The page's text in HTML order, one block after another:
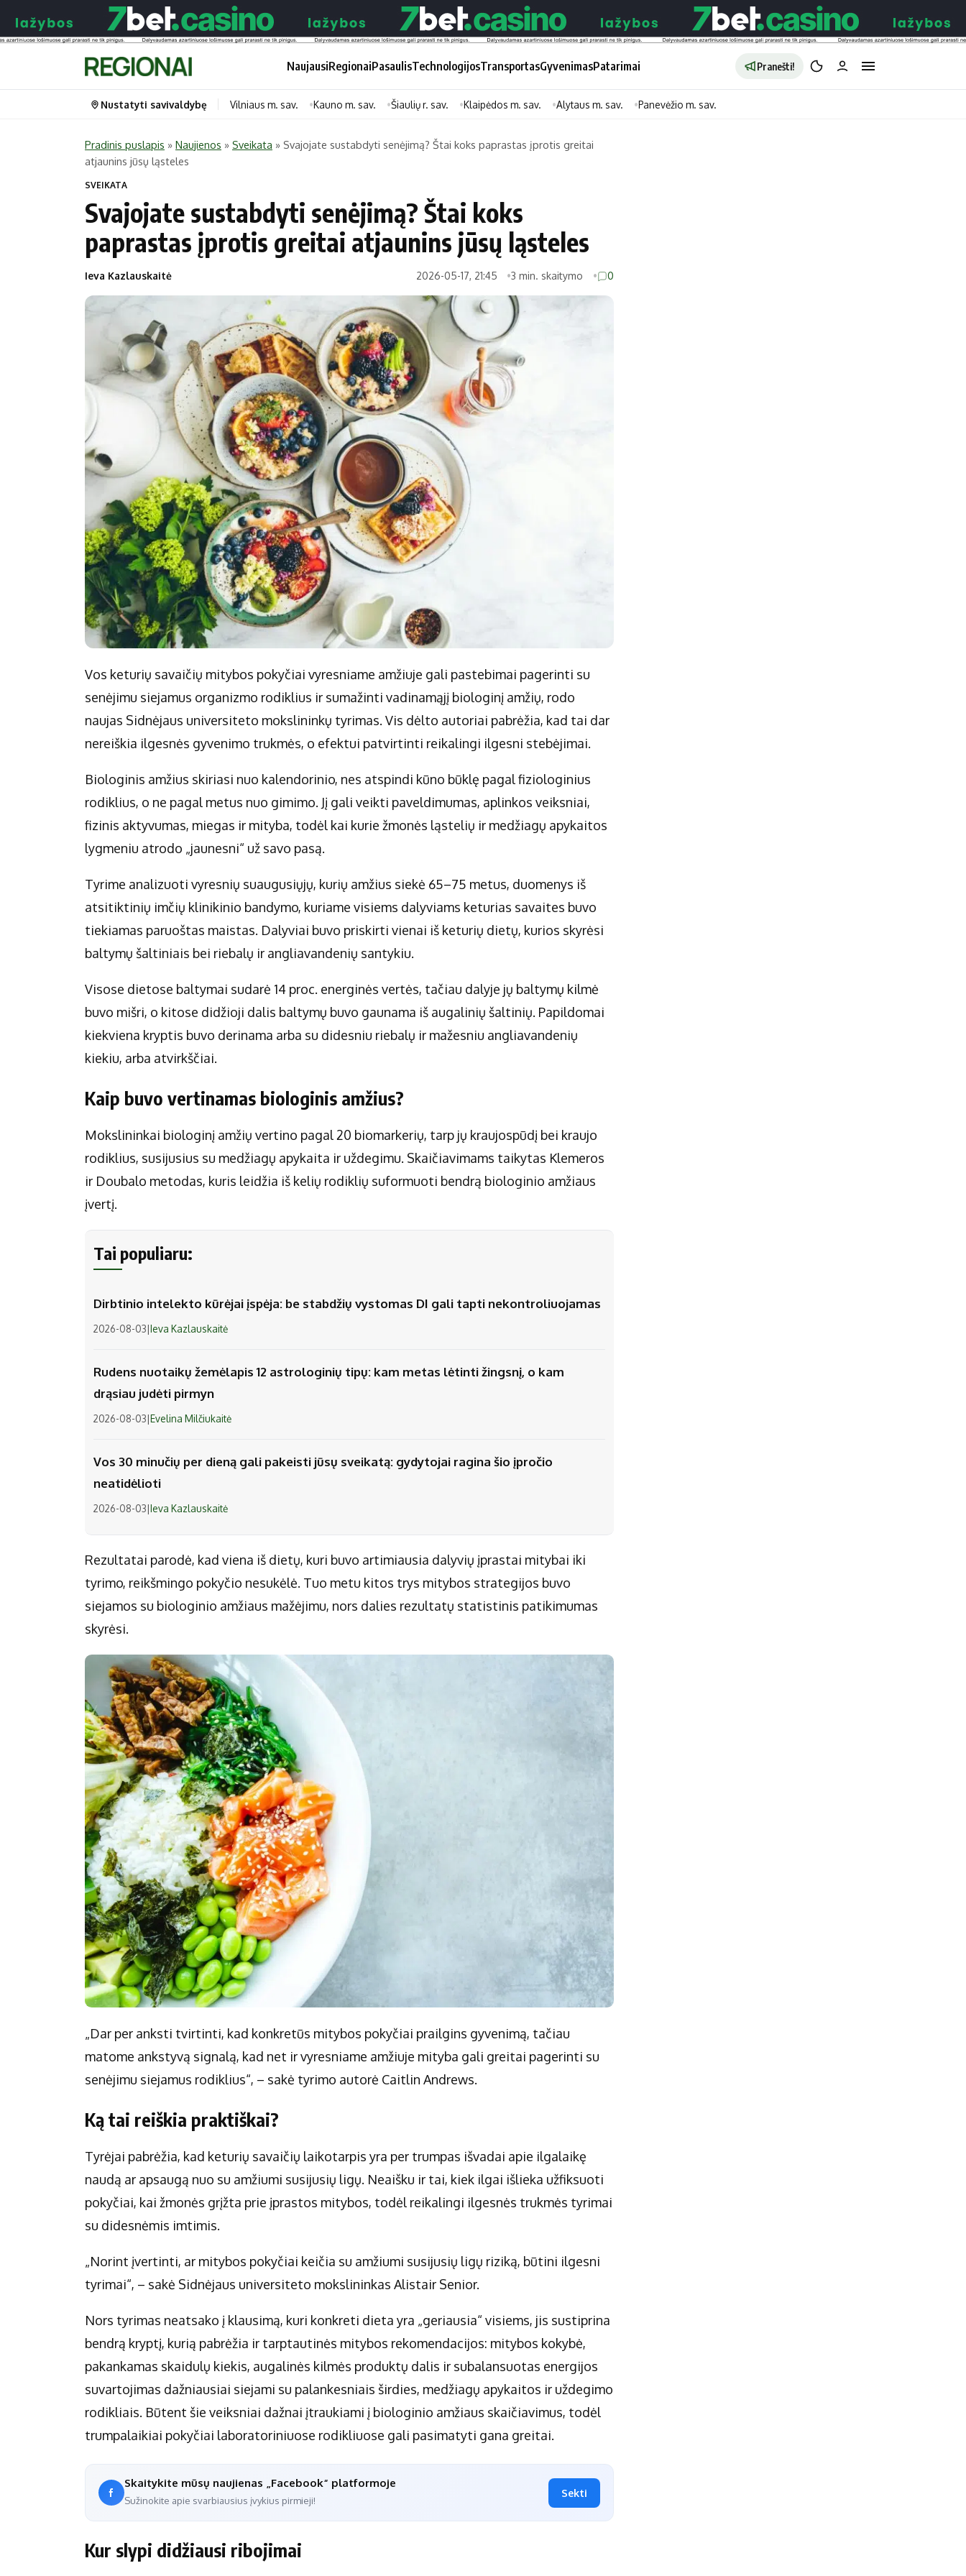
NaujausiRegionaiPasaulisTechnologijosTransportasGyvenimasPatarimai Pranešti!
Portalas
Savivaldybės
Naujausi
Pasaulis
Patarimai
Dirbtinis intelektas
Gyvenimas
Horoskopai
Sveikata
Technologijos
Indėlių palūkanos
Dienos naujienos
Ekonomikos naujienos
Kauno miesto
Klaipėdos miesto
Alytaus miesto
Marijampolės
Jonavos rajono
Nustatyti savivaldybę Vilniaus m. sav. Kauno m. sav. Šiaulių r. sav. Klaipėdos m. sav. Alytaus m. sav. Panevėžio m. sav.
Pradinis puslapis » Naujienos » Sveikata » Svajojate sustabdyti senėjimą? Štai koks paprastas įprotis greitai
atjaunins jūsų ląsteles
SVEIKATA
Svajojate sustabdyti senėjimą? Štai koks
paprastas įprotis greitai atjaunins jūsų ląsteles
Ieva Kazlauskaitė 2026-05-17, 21:45 3 min. skaitymo 0
Vos keturių savaičių mitybos pokyčiai vyresniame amžiuje gali pastebimai pagerinti su
senėjimu siejamus organizmo rodiklius ir sumažinti vadinamąjį biologinį amžių, rodo
naujas Sidnėjaus universiteto mokslininkų tyrimas. Vis dėlto autoriai pabrėžia, kad tai dar
nereiškia ilgesnės gyvenimo trukmės, o efektui patvirtinti reikalingi ilgesni stebėjimai.
Biologinis amžius skiriasi nuo kalendorinio, nes atspindi kūno būklę pagal fiziologinius
rodiklius, o ne pagal metus nuo gimimo. Jį gali veikti paveldimumas, aplinkos veiksniai,
fizinis aktyvumas, miegas ir mityba, todėl kai kurie žmonės ląstelių ir medžiagų apykaitos
lygmeniu atrodo „jaunesni“ už savo pasą.
Tyrime analizuoti vyresnių suaugusiųjų, kurių amžius siekė 65–75 metus, duomenys iš
atsitiktinių imčių klinikinio bandymo, kuriame visiems dalyviams keturias savaites buvo
tiekiamas paruoštas maistas. Dalyviai buvo priskirti vienai iš keturių dietų, kurios skyrėsi
baltymų šaltiniais bei riebalų ir angliavandenių santykiu.
Visose dietose baltymai sudarė 14 proc. energinės vertės, tačiau dalyje jų baltymų kilmė
buvo mišri, o kitose didžioji dalis baltymų buvo gaunama iš augalinių šaltinių. Papildomai
kiekviena kryptis buvo derinama arba su didesniu riebalų ir mažesniu angliavandenių
kiekiu, arba atvirkščiai.
Kaip buvo vertinamas biologinis amžius?
Mokslininkai biologinį amžių vertino pagal 20 biomarkerių, tarp jų kraujospūdį bei kraujo
rodiklius, susijusius su medžiagų apykaita ir uždegimu. Skaičiavimams taikytas Klemeros
ir Doubalo metodas, kuris leidžia iš kelių rodiklių suformuoti bendrą biologinio amžiaus
įvertį.
Tai populiaru:
Dirbtinio intelekto kūrėjai įspėja: be stabdžių vystomas DI gali tapti nekontroliuojamas
2026-08-03|Ieva Kazlauskaitė
Rudens nuotaikų žemėlapis 12 astrologinių tipų: kam metas lėtinti žingsnį, o kam
drąsiau judėti pirmyn
2026-08-03|Evelina Milčiukaitė
Vos 30 minučių per dieną gali pakeisti jūsų sveikatą: gydytojai ragina šio įpročio
neatidėlioti
2026-08-03|Ieva Kazlauskaitė
Rezultatai parodė, kad viena iš dietų, kuri buvo artimiausia dalyvių įprastai mitybai iki
tyrimo, reikšmingo pokyčio nesukėlė. Tuo metu kitos trys mitybos strategijos buvo
siejamos su biologinio amžiaus mažėjimu, nors dalies rezultatų statistinis patikimumas
skyrėsi.
„Dar per anksti tvirtinti, kad konkretūs mitybos pokyčiai prailgins gyvenimą, tačiau
matome ankstyvą signalą, kad net ir vyresniame amžiuje mityba gali greitai pagerinti su
senėjimu siejamus rodiklius“, – sakė tyrimo autorė Caitlin Andrews.
Ką tai reiškia praktiškai?
Tyrėjai pabrėžia, kad keturių savaičių laikotarpis yra per trumpas išvadai apie ilgalaikę
naudą ar apsaugą nuo su amžiumi susijusių ligų. Neaišku ir tai, kiek ilgai išlieka užfiksuoti
pokyčiai, kai žmonės grįžta prie įprastos mitybos, todėl reikalingi ilgesnės trukmės tyrimai
su didesnėmis imtimis.
„Norint įvertinti, ar mitybos pokyčiai keičia su amžiumi susijusių ligų riziką, būtini ilgesni
tyrimai“, – sakė Sidnėjaus universiteto mokslininkas Alistair Senior.
Nors tyrimas neatsako į klausimą, kuri konkreti dieta yra „geriausia“ visiems, jis sustiprina
bendrą kryptį, kurią pabrėžia ir tarptautinės mitybos rekomendacijos: mitybos kokybė,
pakankamas skaidulų kiekis, augalinės kilmės produktų dalis ir subalansuotas energijos
suvartojimas dažniausiai siejami su palankesniais širdies, medžiagų apykaitos ir uždegimo
rodikliais. Būtent šie veiksniai dažnai įtraukiami į biologinio amžiaus skaičiavimus, todėl
trumpalaikiai pokyčiai laboratoriniuose rodikliuose gali pasimatyti gana greitai.
Skaitykite mūsų naujienas „Facebook“ platformoje
Sužinokite apie svarbiausius įvykius pirmieji!
Sekti
Kur slypi didžiausi ribojimai